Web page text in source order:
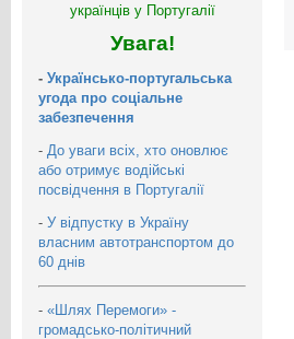
українців у Португалії
Увага!
- Українсько-португальська
угода про соціальне
забезпечення
- До уваги всіх, хто оновлює
або отримує водійські
посвідчення в Португалії
- У відпустку в Україну
власним автотранспортом до
60 днів
- «Шлях Перемоги» -
громадсько-політичний